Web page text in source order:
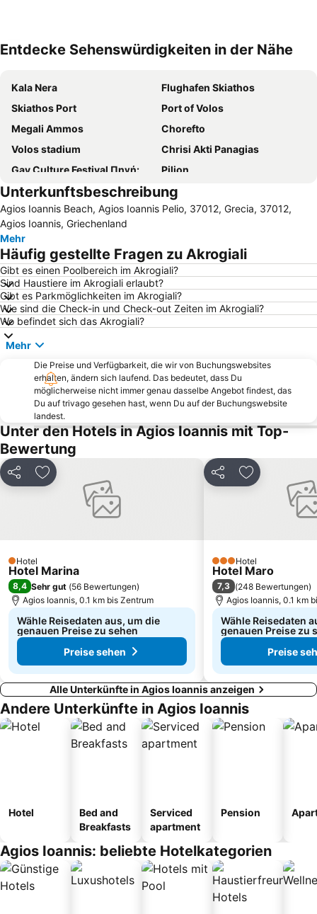
Entdecke Sehenswürdigkeiten in der Nähe
Kala Nera
Flughafen Skiathos
Skiathos Port
Port of Volos
Megali Ammos
Chorefto
Volos stadium
Chrisi Akti Panagias
Gay Culture Festival Πηγή: www.lifo.gr
Pilion
Alykes
Skiathos Town
Pefki
Katigiorgis
Kato Gatzea
Agiokampos
Flughafen Nea Anchialos
Kanalaki or Pethamenis
Papa Nero
Anavros
Nea Achialos
Τroulos
Agioi Saranta
Platanidia
KTEL Skiathos
Agios Ioannis
Pilion Ski Center
Potistika
Paltsi
Agia Paraskevi
Vassilias
Sotiritsa
Kanatadika
Unterkunftsbeschreibung
Agios Ioannis Beach, Agios Ioannis Pelio, 37012, Grecia, 37012,
Agios Ioannis, Griechenland
Mehr
Häufig gestellte Fragen zu Akrogiali
Gibt es einen Poolbereich im Akrogiali?
Sind Haustiere im Akrogiali erlaubt?
Gibt es Parkmöglichkeiten im Akrogiali?
Wie sind die Check-in und Check-out Zeiten im Akrogiali?
Wo befindet sich das Akrogiali?
Mehr
Die Preise und Verfügbarkeit, die wir von Buchungswebsites
erhalten, ändern sich laufend. Das bedeutet, dass Du
möglicherweise nicht immer genau dasselbe Angebot findest, das
Du auf trivago gesehen hast, wenn Du auf der Buchungswebsite
landest.
Unter den Hotels in Agios Ioannis mit Top-
Bewertung
Teilen Zu Favoriten hinzufügen
1 Sterne
Hotel
Hotel Marina
8,4 Sehr gut (56 Bewertungen)
Agios Ioannis, 0.1 km bis Zentrum
Wähle Reisedaten aus, um die
genauen Preise zu sehen
Preise sehen
Teilen Zu Favoriten
3 Sterne
Hotel
Hotel Maro
7,3 (248 Bewertungen)
Agios Ioannis, 0.1 km
Wähle Reisedaten
genauen Preise zu
Preise
Alle Unterkünfte in Agios Ioannis anzeigen
Andere Unterkünfte in Agios Ioannis
Hotel
Bed and
Breakfasts
Serviced
apartment
Pension
Agios Ioannis: beliebte Hotelkategorien